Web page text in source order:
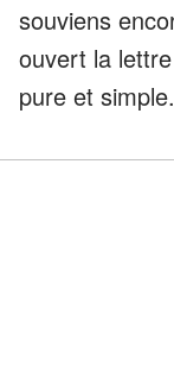
souviens
ouvert la
pure et simple.